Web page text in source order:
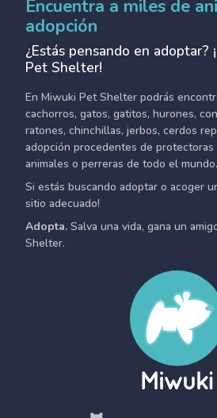
Encuentra a miles de
adopción
¿Estás pensando en adoptar?
Pet Shelter!
En Miwuki Pet Shelter podrás
cachorros, gatos, gatitos, hurones,
ratones, chinchillas, jerbos, cerdos
adopción procedentes de protectoras
animales o perreras de todo el mundo.
Si estás buscando adoptar o acoger
sitio adecuado!
Adopta. Salva una vida, gana un
Shelter.